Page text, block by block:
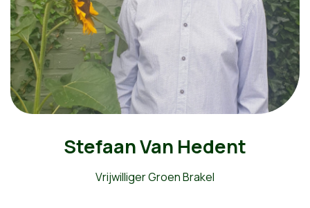
Stefaan Van Hedent
Vrijwilliger Groen Brakel